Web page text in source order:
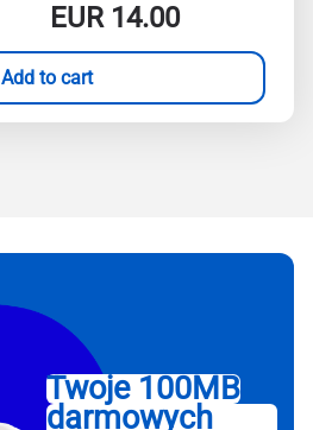
EUR14.00
Add to cart
Twoje 100MB
darmowych